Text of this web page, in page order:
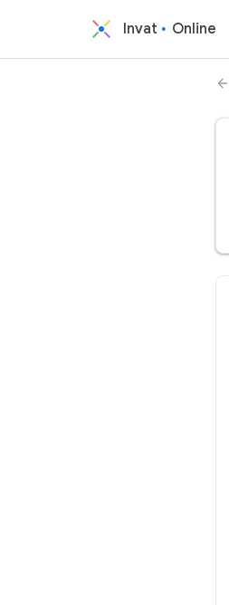
Invat Online